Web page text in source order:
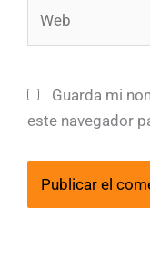
Guarda mi
este navegador